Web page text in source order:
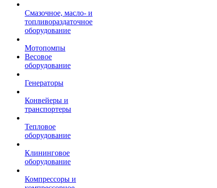
Смазочное, масло- и
топливораздаточное
оборудование
Мотопомпы
Весовое
оборудование
Генераторы
Конвейеры и
транспортеры
Тепловое
оборудование
Клининговое
оборудование
Компрессоры и